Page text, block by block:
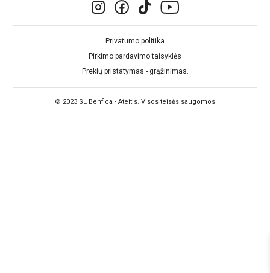
Privatumo politika
Pirkimo pardavimo taisyklės
Prekių pristatymas - grąžinimas.
© 2023 SL Benfica - Ateitis. Visos teisės saugomos